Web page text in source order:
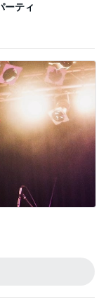
猫
品